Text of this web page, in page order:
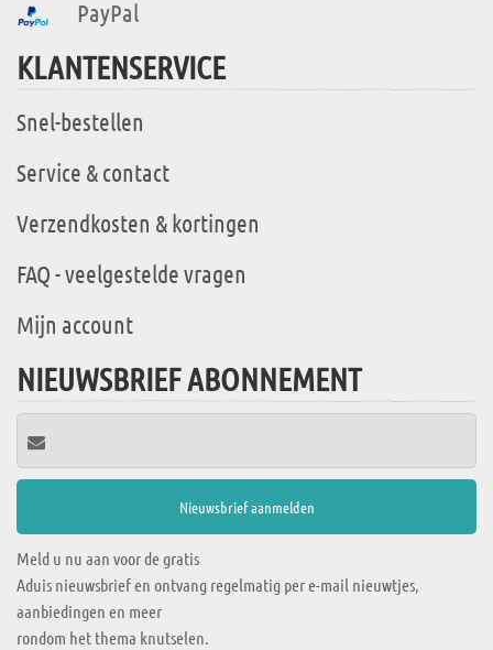
PayPal
KLANTENSERVICE
Snel-bestellen
Service & contact
Verzendkosten & kortingen
FAQ - veelgestelde vragen
Mijn account
NIEUWSBRIEF ABONNEMENT
Meld u nu aan voor de gratis
Aduis nieuwsbrief en ontvang regelmatig per e-mail nieuwtjes,
aanbiedingen en meer
rondom het thema knutselen.